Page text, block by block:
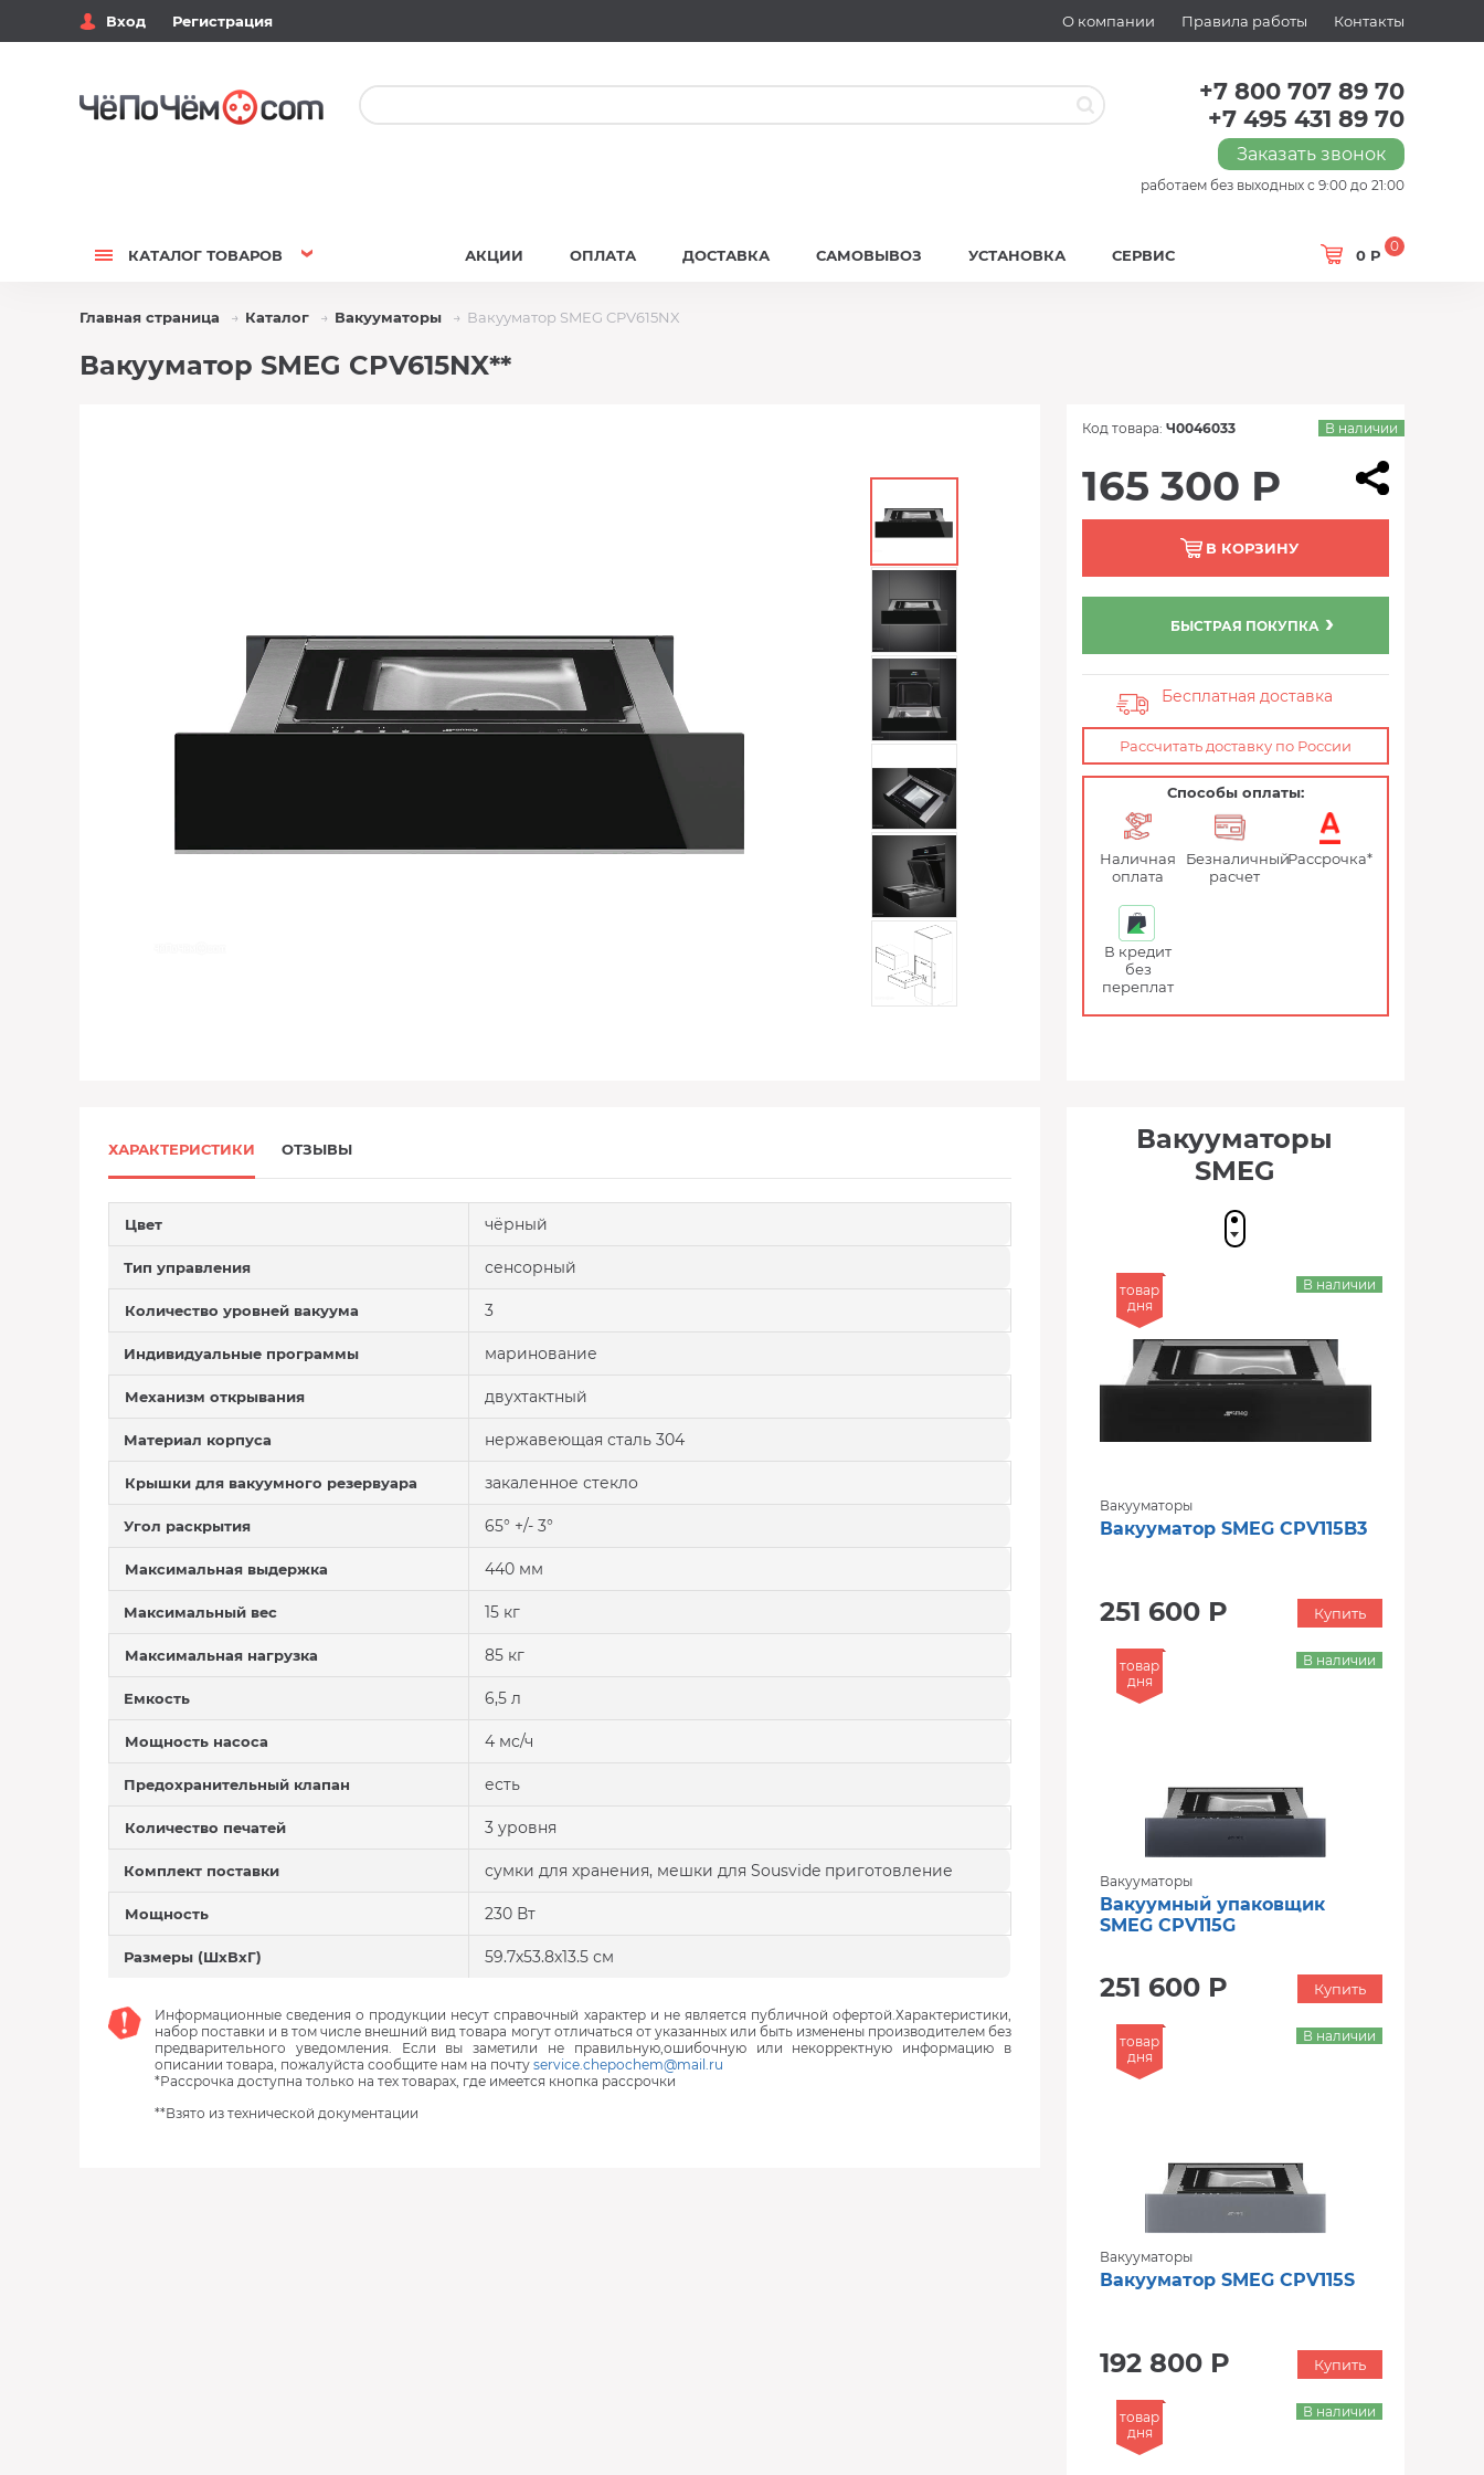
Вход Регистрация О компании Правила работы Контакты
+7 800 707 89 70
+7 495 431 89 70
Заказать звонок
работаем без выходных с 9:00 до 21:00
КАТАЛОГ ТОВАРОВ 0 Р
0
АКЦИИ ОПЛАТА ДОСТАВКА САМОВЫВОЗ УСТАНОВКА СЕРВИС
Главная страница Каталог Вакууматоры Вакууматор SMEG CPV615NX
Вакууматор SMEG CPV615NX**
Код товара: Ч0046033 В наличии
165 300 Р
В КОРЗИНУ
БЫСТРАЯ ПОКУПКА
Бесплатная доставка
Рассчитать доставку по России
Способы оплаты:
Наличная
оплата
Безналичный
расчет
Рассрочка*
В кредит
без
переплат
ХАРАКТЕРИСТИКИ ОТЗЫВЫ
Цвет чёрный
Тип управления сенсорный
Количество уровней вакуума 3
Индивидуальные программы маринование
Механизм открывания двухтактный
Материал корпуса нержавеющая сталь 304
Крышки для вакуумного резервуара закаленное стекло
Угол раскрытия 65° +/- 3°
Максимальная выдержка 440 мм
Максимальный вес 15 кг
Максимальная нагрузка 85 кг
Емкость 6,5 л
Мощность насоса 4 мс/ч
Предохранительный клапан есть
Количество печатей 3 уровня
Комплект поставки сумки для хранения, мешки для Sousvide приготовление
Мощность 230 Вт
Размеры (ШхВхГ) 59.7х53.8х13.5 см
Информационные сведения о продукции несут справочный характер и не является публичной офертой.Характеристики,
набор поставки и в том числе внешний вид товара могут отличаться от указанных или быть изменены производителем без
предварительного уведомления. Если вы заметили не правильную,ошибочную или некорректную информацию в
описании товара, пожалуйста сообщите нам на почту service.chepochem@mail.ru
*Рассрочка доступна только на тех товарах, где имеется кнопка рассрочки
**Взято из технической документации
Вакууматоры
SMEG
товар
дня
Вакууматоры
Вакууматор SMEG CPV115B3
251 600 Р
В наличии
Купить
товар
дня
Вакууматоры
Вакуумный упаковщик
SMEG CPV115G
251 600 Р
В наличии
Купить
товар
дня
Вакууматоры
Вакууматор SMEG CPV115S
192 800 Р
В наличии
Купить
товар
дня
В наличии